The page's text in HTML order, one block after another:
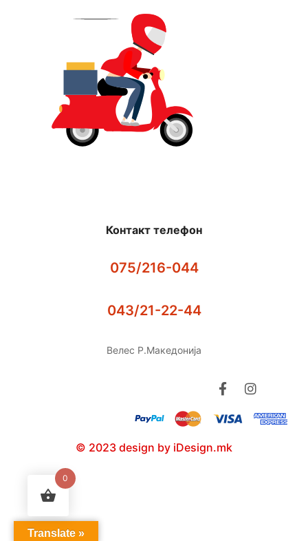
Контакт телефон
075/216-044
043/21-22-44
Велес Р.Македонија
© 2023 design by iDesign.mk
Translate »
0